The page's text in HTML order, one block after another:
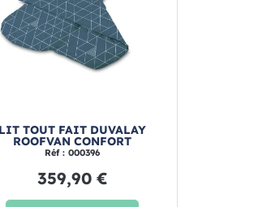
LIT TOUT FAIT DUVALAY
ROOFVAN CONFORT
Réf : 000396
359,90 €